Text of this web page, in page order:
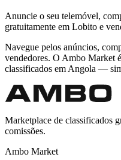
Anuncie o seu telemóvel,
gratuitamente em Lobito e
Navegue pelos anúncios,
vendedores. O Ambo Market
classificados em Angola —
Marketplace de classificados
comissões.
Ambo Market